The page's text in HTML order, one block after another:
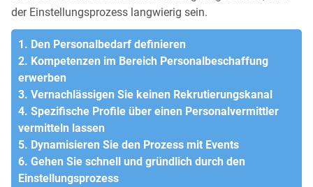
der Einstellungsprozess langwierig sein.
1. Den Personalbedarf definieren
2. Kompetenzen im Bereich Personalbeschaffung
erwerben
3. Vernachlässigen Sie keinen Rekrutierungskanal
4. Spezifische Profile über einen Personalvermittler
vermitteln lassen
5. Dynamisieren Sie den Prozess mit Events
6. Gehen Sie schnell und gründlich durch den
Einstellungsprozess